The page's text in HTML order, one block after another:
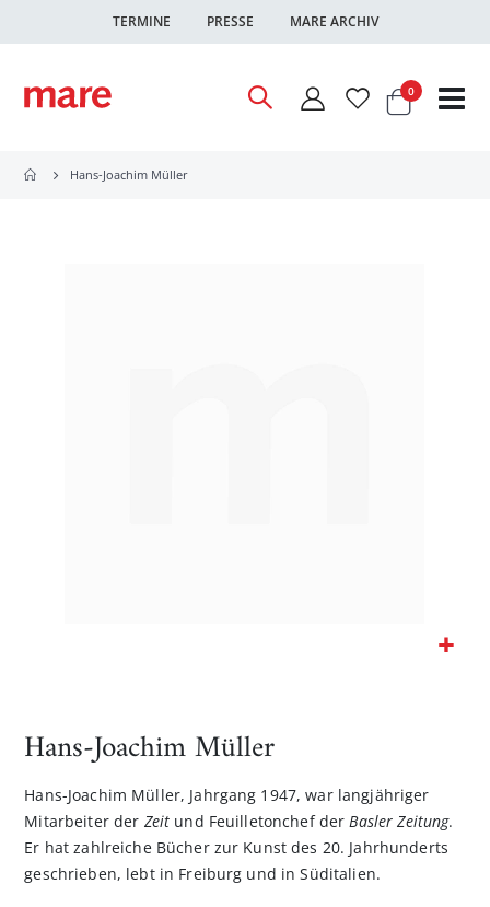
TERMINE PRESSE MARE ARCHIV
Warenkorb
0Artikel
Hans-Joachim Müller
Bildgalerie
Hans-Joachim Müller
Hans-Joachim Müller, Jahrgang 1947, war langjähriger
Mitarbeiter der Zeit und Feuilletonchef der Basler Zeitung.
Er hat zahlreiche Bücher zur Kunst des 20. Jahrhunderts
geschrieben, lebt in Freiburg und in Süditalien.